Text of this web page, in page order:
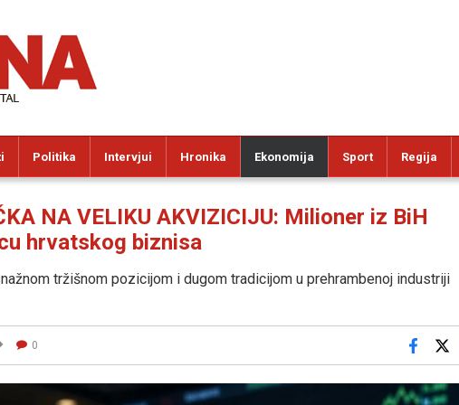
Politika Intervjui Hronika Ekonomija Sport Regija
NA VELIKU AKVIZICIJU: Milioner iz BiH
hrvatskog biznisa
tržišnom pozicijom i dugom tradicijom u prehrambenoj industriji
0
Facebook